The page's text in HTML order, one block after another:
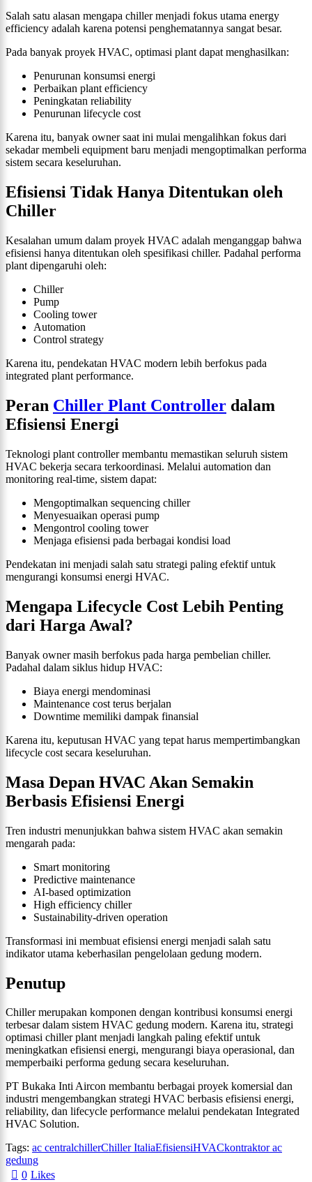
Salah satu alasan mengapa chiller menjadi fokus utama energy
efficiency adalah karena potensi penghematannya sangat besar.
Pada banyak proyek HVAC, optimasi plant dapat menghasilkan:
Penurunan konsumsi energi
Perbaikan plant efficiency
Peningkatan reliability
Penurunan lifecycle cost
Karena itu, banyak owner saat ini mulai mengalihkan fokus dari
sekadar membeli equipment baru menjadi mengoptimalkan performa
sistem secara keseluruhan.
Efisiensi Tidak Hanya Ditentukan oleh
Chiller
Kesalahan umum dalam proyek HVAC adalah menganggap bahwa
efisiensi hanya ditentukan oleh spesifikasi chiller. Padahal performa
plant dipengaruhi oleh:
Chiller
Pump
Cooling tower
Automation
Control strategy
Karena itu, pendekatan HVAC modern lebih berfokus pada
integrated plant performance.
Peran Chiller Plant Controller dalam
Efisiensi Energi
Teknologi plant controller membantu memastikan seluruh sistem
HVAC bekerja secara terkoordinasi. Melalui automation dan
monitoring real-time, sistem dapat:
Mengoptimalkan sequencing chiller
Menyesuaikan operasi pump
Mengontrol cooling tower
Menjaga efisiensi pada berbagai kondisi load
Pendekatan ini menjadi salah satu strategi paling efektif untuk
mengurangi konsumsi energi HVAC.
Mengapa Lifecycle Cost Lebih Penting
dari Harga Awal?
Banyak owner masih berfokus pada harga pembelian chiller.
Padahal dalam siklus hidup HVAC:
Biaya energi mendominasi
Maintenance cost terus berjalan
Downtime memiliki dampak finansial
Karena itu, keputusan HVAC yang tepat harus mempertimbangkan
lifecycle cost secara keseluruhan.
Masa Depan HVAC Akan Semakin
Berbasis Efisiensi Energi
Tren industri menunjukkan bahwa sistem HVAC akan semakin
mengarah pada:
Smart monitoring
Predictive maintenance
AI-based optimization
High efficiency chiller
Sustainability-driven operation
Transformasi ini membuat efisiensi energi menjadi salah satu
indikator utama keberhasilan pengelolaan gedung modern.
Penutup
Chiller merupakan komponen dengan kontribusi konsumsi energi
terbesar dalam sistem HVAC gedung modern. Karena itu, strategi
optimasi chiller plant menjadi langkah paling efektif untuk
meningkatkan efisiensi energi, mengurangi biaya operasional, dan
memperbaiki performa gedung secara keseluruhan.
PT Bukaka Inti Aircon membantu berbagai proyek komersial dan
industri mengembangkan strategi HVAC berbasis efisiensi energi,
reliability, dan lifecycle performance melalui pendekatan Integrated
HVAC Solution.
Tags: ac centralchillerChiller ItaliaEfisiensiHVACkontraktor ac
gedung
0 Likes